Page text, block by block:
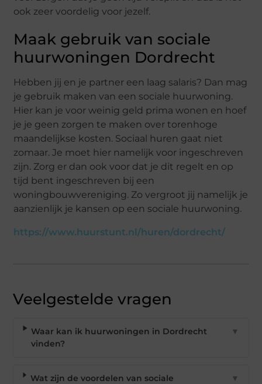
ook zeer voordelig voor jezelf.
Maak gebruik van sociale
huurwoningen Dordrecht
Hebben jij en je partner een laag salaris? Dan mag
je gebruik maken van een sociale huurwoning.
Hier kan je voor weinig geld prima wonen en hoef
je je geen zorgen te maken over torenhoge
maandelijkse kosten. Sociaal huren gaat niet
zomaar. Je moet hier namelijk voor ingeschreven
zijn. Zorg er dan ook voor dat je dit regelt en op
tijd bent ingeschreven bij een
woningbouwvereniging. Zo vergroot jij namelijk je
aanzienlijk je kansen op een sociale huurwoning.
https://www.huurstunt.nl/huren/dordrecht/
Veelgestelde vragen
Waar kan ik huurwoningen in Dordrecht
vinden?
▼
Wat zijn de voordelen van sociale
▼